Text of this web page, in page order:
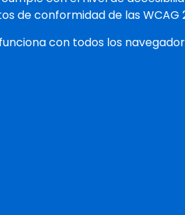
de conformidad de las WCAG
con todos los